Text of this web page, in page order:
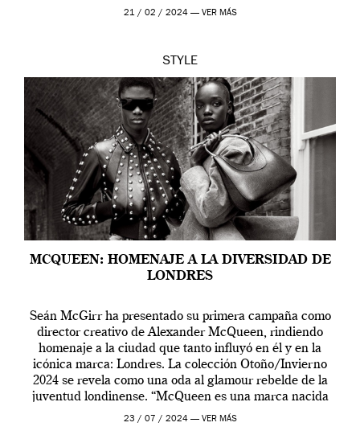
McQueen se prepara para una […]
21 / 02 / 2024 — VER MÁS
STYLE
MCQUEEN: HOMENAJE A LA DIVERSIDAD DE
LONDRES
Seán McGirr ha presentado su primera campaña como
director creativo de Alexander McQueen, rindiendo
homenaje a la ciudad que tanto influyó en él y en la
icónica marca: Londres. La colección Otoño/Invierno
2024 se revela como una oda al glamour rebelde de la
juventud londinense. “McQueen es una marca nacida
en Londres y siempre ha […]
23 / 07 / 2024 — VER MÁS